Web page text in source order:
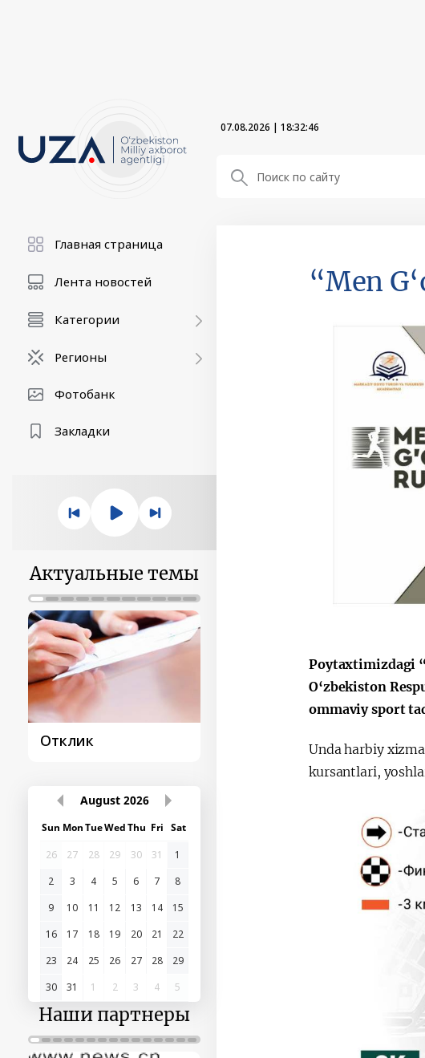
07.08.2026 | 18:32:47
Главная страница
Лента новостей
Категории
Регионы
Фотобанк
Закладки
Актуальные темы
Отклик
Постановление и
его исполнение
August 2026
Sun MonTueWedThu Fri Sat
26
27 28 29 30 31
1
2
3 4 5 6 7
8
9
10 11 12 13 14
15
16
17 18 19 20 21
22
23
24 25 26 27 28
29
30
31 1 2 3 4 5
Наши партнеры
“Men
Poytaxtimizdagi
O‘zbekiston
ommaviy sport
Unda harbiy
kursantlari,